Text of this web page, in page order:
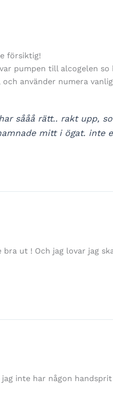
försiktig!
pumpen till alcogelen
använder numera
sååå rätt.. rakt upp,
mitt i ögat. inte
bra ut ! Och jag lovar jag
inte har någon